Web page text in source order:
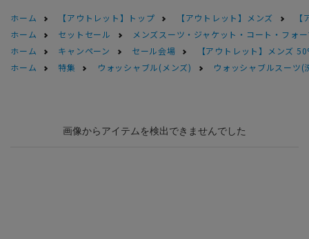
ホーム 【アウトレット】トップ 【アウトレット】メンズ
ホーム
セットセール
メンズスーツ・ジャケット・コート・フォ
ホーム
キャンペーン セール会場
【アウトレット】メンズ
ホーム
特集 ウォッシャブル(メンズ) ウォッシャブルスーツ(